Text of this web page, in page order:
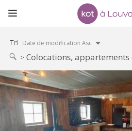
Tri Date de modification Asc
Colocations, appartements
12